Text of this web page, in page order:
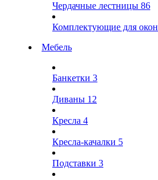
Чердачные лестницы 86
Комплектующие для окон
Мебель
Банкетки 3
Диваны 12
Кресла 4
Кресла-качалки 5
Подставки 3